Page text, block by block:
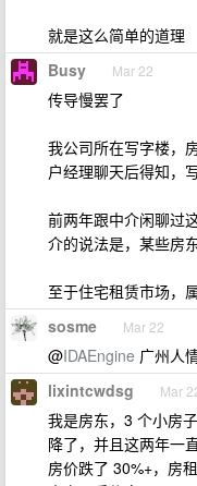
就是这么简单的道理
Busy Mar 22
传导慢罢了
我公司所在写字楼，
户经理聊天后得知，
前两年跟中介闲聊过
介的说法是，某些房
至于住宅租赁市场，
sosme Mar 22
@IDAEngine 广州人
lixintcwdsg Mar
我是房东，3 个小房
降了，并且这两年一
房价跌了 30%+，房